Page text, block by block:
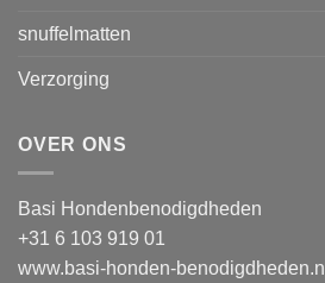
snuffelmatten
Verzorging
OVER ONS
Basi Hondenbenodigdheden
+31 6 103 919 01
www.basi-honden-benodigdheden.nl